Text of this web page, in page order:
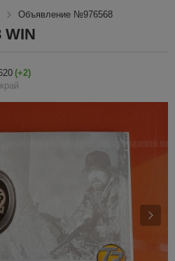
Объявление №976568
WIN
(+2)